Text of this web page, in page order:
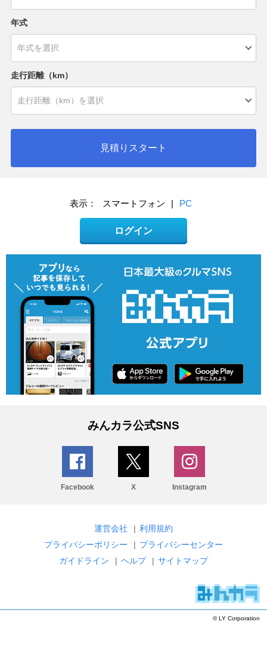
年式
走行距離（km）
見積りスタート
表示： スマートフォン | PC
ログイン
みんカラ公式SNS
Facebook X Instagram
運営会社 | 利用規約
プライバシーポリシー
| プライバシーセンター
ガイドライン
| ヘルプ | サイトマップ
© LY Corporation